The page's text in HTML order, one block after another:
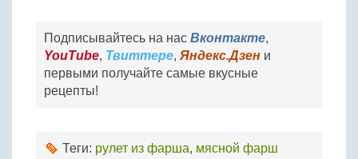
Подписывайтесь на нас Вконтакте,
YouTube, Твиттере, Яндекс.Дзен и
первыми получайте самые вкусные
рецепты!
Теги: рулет из фарша, мясной фарш